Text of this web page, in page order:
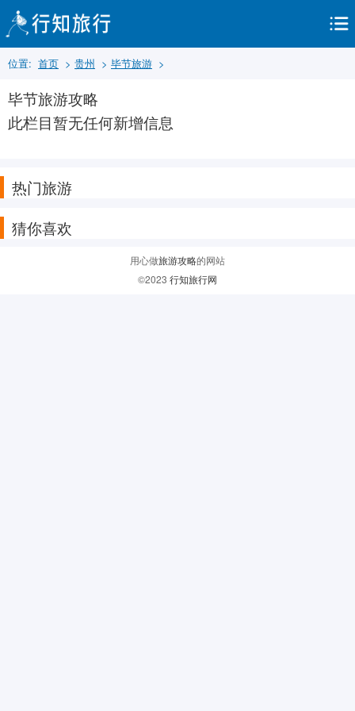
位置: 首页 > 贵州 > 毕节旅游 >
毕节旅游攻略
此栏目暂无任何新增信息
热门旅游
猜你喜欢
用心做旅游攻略的网站
©2023 行知旅行网